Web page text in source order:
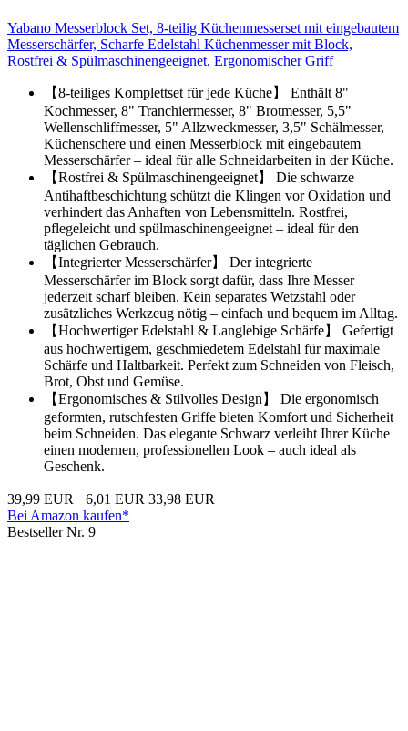
Yabano Messerblock Set, 8-teilig Küchenmesserset mit eingebautem
Messerschärfer, Scharfe Edelstahl Küchenmesser mit Block,
Rostfrei & Spülmaschinengeeignet, Ergonomischer Griff
【8-teiliges Komplettset für jede Küche】 Enthält 8"
Kochmesser, 8" Tranchiermesser, 8" Brotmesser, 5,5"
Wellenschliffmesser, 5" Allzweckmesser, 3,5" Schälmesser,
Küchenschere und einen Messerblock mit eingebautem
Messerschärfer – ideal für alle Schneidarbeiten in der Küche.
【Rostfrei & Spülmaschinengeeignet】 Die schwarze
Antihaftbeschichtung schützt die Klingen vor Oxidation und
verhindert das Anhaften von Lebensmitteln. Rostfrei,
pflegeleicht und spülmaschinengeeignet – ideal für den
täglichen Gebrauch.
【Integrierter Messerschärfer】 Der integrierte
Messerschärfer im Block sorgt dafür, dass Ihre Messer
jederzeit scharf bleiben. Kein separates Wetzstahl oder
zusätzliches Werkzeug nötig – einfach und bequem im Alltag.
【Hochwertiger Edelstahl & Langlebige Schärfe】 Gefertigt
aus hochwertigem, geschmiedetem Edelstahl für maximale
Schärfe und Haltbarkeit. Perfekt zum Schneiden von Fleisch,
Brot, Obst und Gemüse.
【Ergonomisches & Stilvolles Design】 Die ergonomisch
geformten, rutschfesten Griffe bieten Komfort und Sicherheit
beim Schneiden. Das elegante Schwarz verleiht Ihrer Küche
einen modernen, professionellen Look – auch ideal als
Geschenk.
39,99 EUR −6,01 EUR 33,98 EUR
Bei Amazon kaufen*
Bestseller Nr. 9